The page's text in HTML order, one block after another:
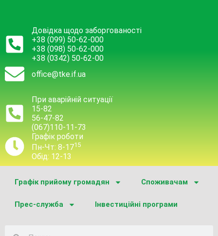
Довідка щодо заборгованості
+38 (099) 50-62-000
+38 (098) 50-62-000
+38 (0342) 50-62-00
office@tke.if.ua
При аварійній ситуації
15-82
56-47-82
(067)110-11-73
Графік роботи
Пн-Чт: 8-1715
Обід: 12-13
Графік прийому громадян Споживачам
Прес-служба Інвестиційні програми